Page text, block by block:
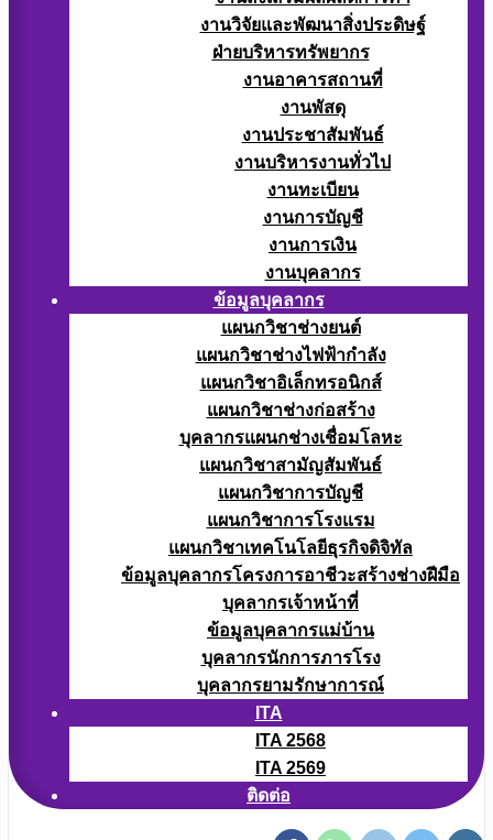
งานวิจัยและพัฒนาสิ่งประดิษฐ์
ฝ่ายบริหารทรัพยากร
งานอาคารสถานที่
งานพัสดุ
งานประชาสัมพันธ์
งานบริหารงานทั่วไป
งานทะเบียน
งานการบัญชี
งานการเงิน
งานบุคลากร
ข้อมูลบุคลากร
แผนกวิชาช่างยนต์
แผนกวิชาช่างไฟฟ้ากำลัง
แผนกวิชาอิเล็กทรอนิกส์
แผนกวิชาช่างก่อสร้าง
บุคลากรแผนกช่างเชื่อมโลหะ
แผนกวิชาสามัญสัมพันธ์
แผนกวิชาการบัญชี
แผนกวิชาการโรงแรม
แผนกวิชาเทคโนโลยีธุรกิจดิจิทัล
ข้อมูลบุคลากรโครงการอาชีวะสร้างช่างฝีมือ
บุคลากรเจ้าหน้าที่
ข้อมูลบุคลากรแม่บ้าน
บุคลากรนักการภารโรง
บุคลากรยามรักษาการณ์
ITA
ITA 2568
ITA 2569
ติดต่อ